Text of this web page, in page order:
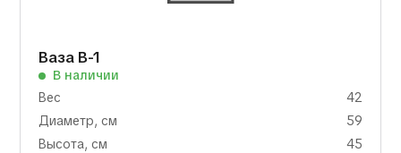
Ваза В-1
В наличии
Вес
42
Диаметр, см
59
Высота, см
45